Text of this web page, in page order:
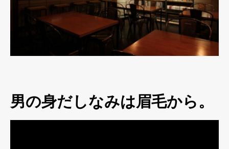
男の身だしなみは眉毛から。